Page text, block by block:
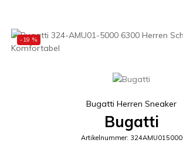
-19 %
Bugatti Herren Sneaker
Bugatti
Artikelnummer: 324AMU015000